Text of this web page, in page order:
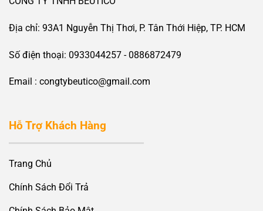
Địa chỉ: 93A1 Nguyễn Thị Thơi, P. Tân Thới Hiệp, TP. HCM
Số điện thoại: 0933044257 - 0886872479
Email : congtybeutico@gmail.com
Hỗ Trợ Khách Hàng
Trang Chủ
Chính Sách Đổi Trả